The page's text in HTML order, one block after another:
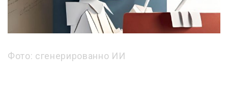
Фото: сгенерированно ИИ